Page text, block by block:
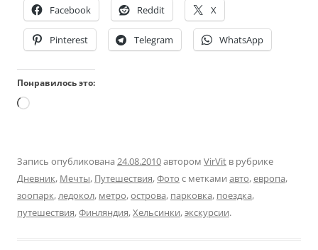
Facebook Reddit X
Pinterest Telegram WhatsApp
Понравилось это:
Загрузка…
Запись опубликована 24.08.2010автором VirVit в рубрике
Дневник, Мечты, Путешествия,Фото с метками авто,европа,
зоопарк,ледокол, метро,острова, парковка, поездка,
путешествия,Финляндия,Хельсинки,экскурсии.